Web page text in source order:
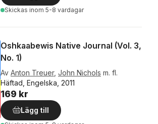
Skickas inom 5-8 vardagar
Oshkaabewis Native Journal (Vol. 3,
No. 1)
Av Anton Treuer, John Nichols m. fl.
Häftad, Engelska, 2011
169 kr
Lägg till